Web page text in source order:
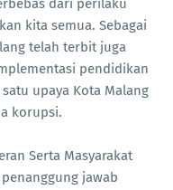
dari perilaku
kita semua. Sebagai
telah terbit juga
pendidikan
upaya Kota Malang
korupsi.
Serta Masyarakat
jawab